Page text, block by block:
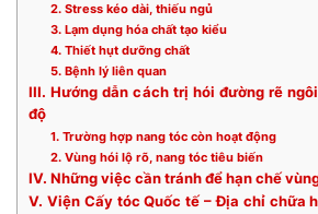
2. Stress kéo dài, thiếu ngủ
3. Lạm dụng hóa chất tạo kiểu
4. Thiết hụt dưỡng chất
5. Bệnh lý liên quan
III. Hướng dẫn cách trị hói đường rẽ
độ
1. Trường hợp nang tóc còn hoạt động
2. Vùng hói lộ rõ, nang tóc tiêu biến
IV. Những việc cần tránh để hạn chế
V. Viện Cấy tóc Quốc tế – Địa chỉ chữa